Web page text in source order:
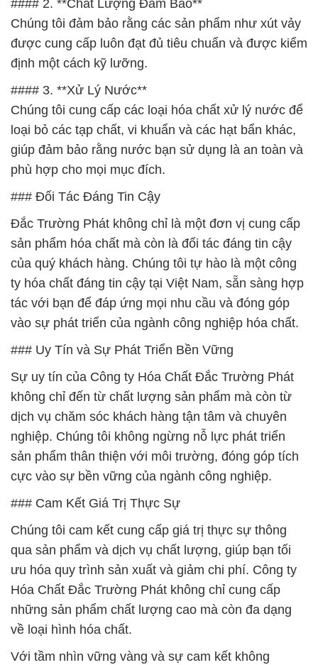
#### 2. **Chất Lượng Đảm Bảo**
Chúng tôi đảm bảo rằng các sản phẩm như xút vảy
được cung cấp luôn đạt đủ tiêu chuẩn và được kiểm
định một cách kỹ lưỡng.
#### 3. **Xử Lý Nước**
Chúng tôi cung cấp các loại hóa chất xử lý nước để
loại bỏ các tạp chất, vi khuẩn và các hạt bẩn khác,
giúp đảm bảo rằng nước bạn sử dụng là an toàn và
phù hợp cho mọi mục đích.
### Đối Tác Đáng Tin Cậy
Đắc Trường Phát không chỉ là một đơn vị cung cấp
sản phẩm hóa chất mà còn là đối tác đáng tin cậy
của quý khách hàng. Chúng tôi tự hào là một công
ty hóa chất đáng tin cậy tại Việt Nam, sẵn sàng hợp
tác với bạn để đáp ứng mọi nhu cầu và đóng góp
vào sự phát triển của ngành công nghiệp hóa chất.
### Uy Tín và Sự Phát Triển Bền Vững
Sự uy tín của Công ty Hóa Chất Đắc Trường Phát
không chỉ đến từ chất lượng sản phẩm mà còn từ
dịch vụ chăm sóc khách hàng tận tâm và chuyên
nghiệp. Chúng tôi không ngừng nỗ lực phát triển
sản phẩm thân thiện với môi trường, đóng góp tích
cực vào sự bền vững của ngành công nghiệp.
### Cam Kết Giá Trị Thực Sự
Chúng tôi cam kết cung cấp giá trị thực sự thông
qua sản phẩm và dịch vụ chất lượng, giúp bạn tối
ưu hóa quy trình sản xuất và giảm chi phí. Công ty
Hóa Chất Đắc Trường Phát không chỉ cung cấp
những sản phẩm chất lượng cao mà còn đa dạng
về loại hình hóa chất.
Với tầm nhìn vững vàng và sự cam kết không